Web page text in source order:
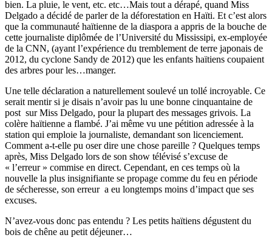
bien. La pluie, le vent, etc. etc…Mais tout a dérapé, quand Miss
Delgado a décidé de parler de la déforestation en Haïti. Et c’est alors
que la communauté haïtienne de la diaspora a appris de la bouche de
cette journaliste diplômée de l’Université du Mississipi, ex-employée
de la CNN, (ayant l’expérience du tremblement de terre japonais de
2012, du cyclone Sandy de 2012) que les enfants haïtiens coupaient
des arbres pour les…manger.
Une telle déclaration a naturellement soulevé un tollé incroyable. Ce
serait mentir si je disais n’avoir pas lu une bonne cinquantaine de
post sur Miss Delgado, pour la plupart des messages grivois. La
colère haïtienne a flambé. J’ai même vu une pétition adressée à la
station qui emploie la journaliste, demandant son licenciement.
Comment a-t-elle pu oser dire une chose pareille ? Quelques temps
après, Miss Delgado lors de son show télévisé s’excuse de
« l’erreur » commise en direct. Cependant, en ces temps où la
nouvelle la plus insignifiante se propage comme du feu en période
de sécheresse, son erreur a eu longtemps moins d’impact que ses
excuses.
N’avez-vous donc pas entendu ? Les petits haïtiens dégustent du
bois de chêne au petit déjeuner…